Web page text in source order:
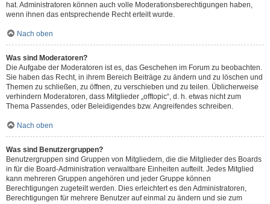
hat. Administratoren können auch volle Moderationsberechtigungen haben,
wenn ihnen das entsprechende Recht erteilt wurde.
Nach oben
Was sind Moderatoren?
Die Aufgabe der Moderatoren ist es, das Geschehen im Forum zu beobachten.
Sie haben das Recht, in ihrem Bereich Beiträge zu ändern und zu löschen und
Themen zu schließen, zu öffnen, zu verschieben und zu teilen. Üblicherweise
verhindern Moderatoren, dass Mitglieder „offtopic“, d. h. etwas nicht zum
Thema Passendes, oder Beleidigendes bzw. Angreifendes schreiben.
Nach oben
Was sind Benutzergruppen?
Benutzergruppen sind Gruppen von Mitgliedern, die die Mitglieder des Boards
in für die Board-Administration verwaltbare Einheiten aufteilt. Jedes Mitglied
kann mehreren Gruppen angehören und jeder Gruppe können
Berechtigungen zugeteilt werden. Dies erleichtert es den Administratoren,
Berechtigungen für mehrere Benutzer auf einmal zu ändern und sie zum